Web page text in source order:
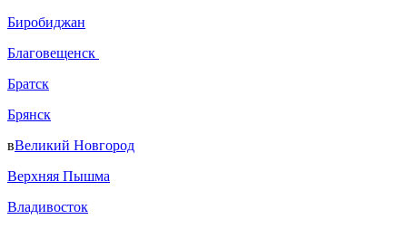
Биробиджан
Благовещенск
Братск
Брянск
вВеликий Новгород
Верхняя Пышма
Владивосток